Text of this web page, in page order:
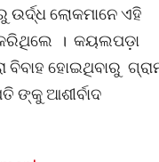
ଲୋକମାନେ ଏହି
କରିଥିଲେ । କୟଲପଡ଼ା
ବିବାହ ହୋଇଥିବାରୁ
ଙ୍କୁ ଆଶୀର୍ବାଦ